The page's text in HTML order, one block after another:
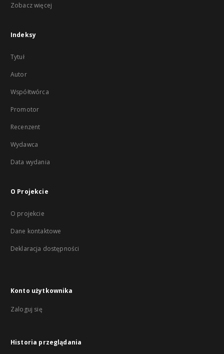
Zobacz więcej
Indeksy
Tytuł
Autor
Współtwórca
Promotor
Recenzent
Wydawca
Data wydania
O Projekcie
O projekcie
Dane kontaktowe
Deklaracja dostępności
Konto użytkownika
Zaloguj się
Historia przeglądania